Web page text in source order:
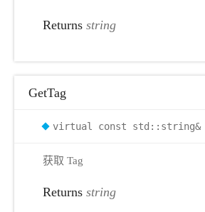
Returns string
GetTag
virtual const std::string&
获取 Tag
Returns string